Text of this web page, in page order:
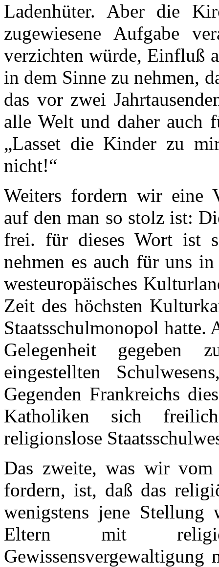
Ladenhüter. Aber die
zugewiesene Aufgabe
verzichten würde, Einfluß
in dem Sinne zu nehmen,
das vor zwei
alle Welt und daher auch
„Lasset die Kinder zu
nicht!“
Weiters fordern wir eine
auf den man so stolz ist:
frei. für dieses Wort ist
nehmen es auch für uns
westeuropäisches
Zeit des höchsten
Staatsschulmonopol
Gelegenheit gegeben
eingestellten
Gegenden Frankreichs
Katholiken sich
religionslose
Das zweite, was wir vom
fordern, ist, daß das
wenigstens jene Stellung
Eltern mit